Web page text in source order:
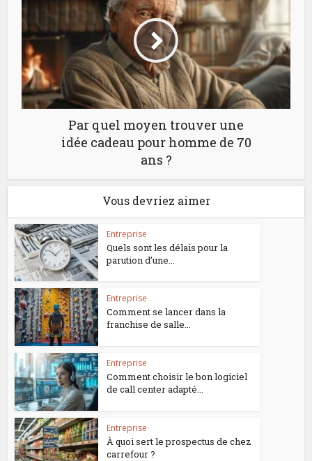
Par quel moyen trouver une
idée cadeau pour homme de 70
ans ?
Vous devriez aimer
Entreprise
Quels sont les délais pour la
parution d’une...
Entreprise
Comment se lancer dans la
franchise de salle...
Entreprise
Comment choisir le bon logiciel
de call center adapté...
Entreprise
À quoi sert le prospectus de chez
carrefour ?